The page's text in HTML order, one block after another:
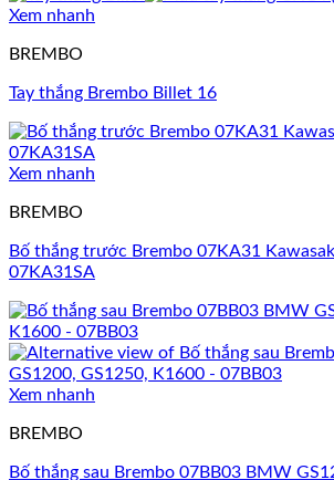
Xem nhanh
BREMBO
Tay thắng Brembo Billet 16
Xem nhanh
BREMBO
Bố thắng trước Brembo 07KA31
07KA31SA
Xem nhanh
BREMBO
Bố thắng sau Brembo 07BB03 BMW